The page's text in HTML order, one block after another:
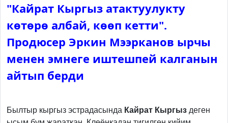
"Кайрат Кыргыз атактуулукту
көтөрө албай, көөп кетти".
Продюсер Эркин Мээрканов ырчы
менен эмнеге иштешпей калганын
айтып берди
Былтыр кыргыз эстрадасында Кайрат Кыргыз деген